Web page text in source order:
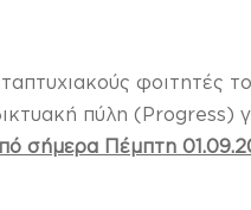
φοιτητές
πύλη (Progress)
σήμερα Πέμπτη